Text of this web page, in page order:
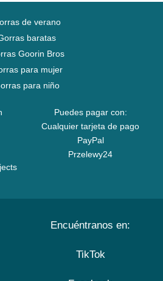
de verano
baratas
Goorin Bros
para mujer
para niño
Puedes pagar con:
Cualquier tarjeta de pago
PayPal
Przelewy24
Encuéntranos en:
TikTok